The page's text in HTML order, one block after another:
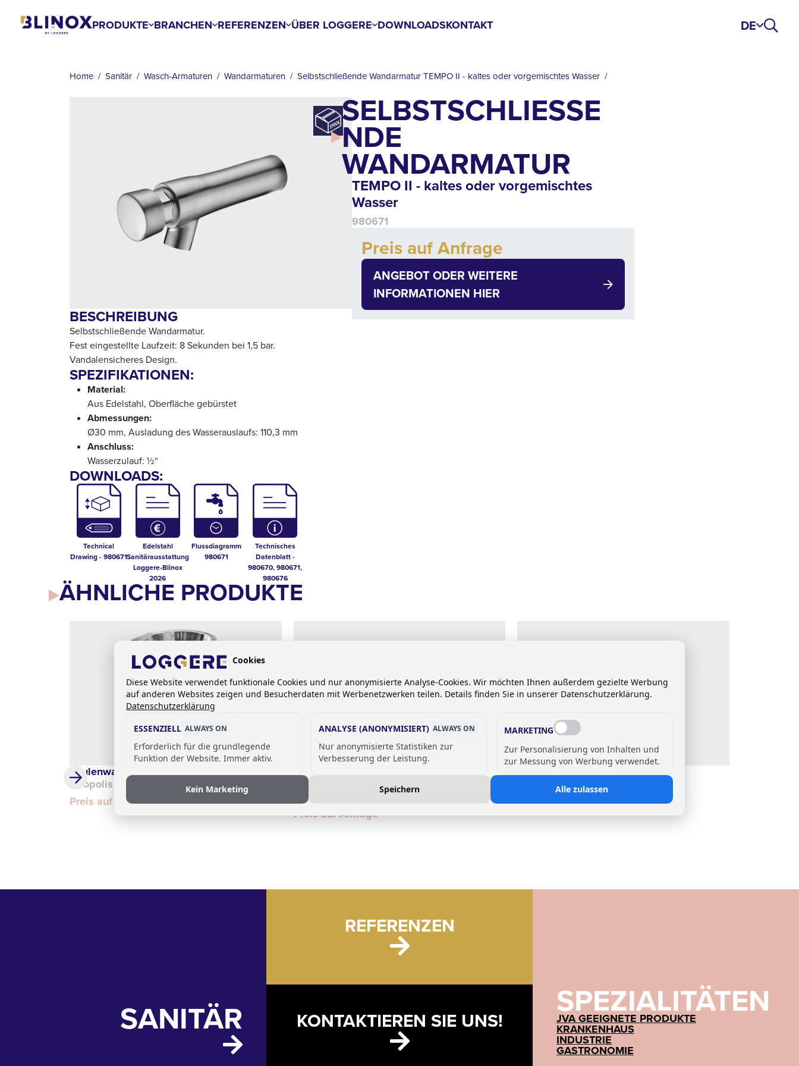
PRODUKTE BRANCHEN REFERENZEN ÜBER LOGGERE DOWNLOADSKONTAKT DE
Home Sanitär Wasch-Armaturen Wandarmaturen Selbstschließende Wandarmatur TEMPO II - kaltes oder vorgemischtes Wasser
BESCHREIBUNG
Selbstschließende Wandarmatur.
Fest eingestellte Laufzeit: 8 Sekunden bei 1,5 bar.
Vandalensicheres Design.
SPEZIFIKATIONEN:
Material:
Aus Edelstahl, Oberfläche gebürstet
Abmessungen:
Ø30 mm, Ausladung des Wasserauslaufs: 110,3 mm
Anschluss:
Wasserzulauf: ½“
DOWNLOADS:
Technical
Drawing - 980671
Edelstahl
Sanitärausstattung
Loggere-Blinox
2026
Flussdiagramm
980671
Technisches
Datenblatt -
980670, 980671,
980676
SELBSTSCHLIESSEN
DE W
ANDARMATUR
TEMPO II - kaltes oder vorgemischtes
Wasser
980671
Quantity
Add to cart
Preis auf Anfrage
ANGEBOT ODER WEITERE
INFORMATIONEN HIER
ÄHNLICHE PRODUKTE
Säulenwaschbecken
Neopolis
Preis auf Anfrage
Selbstschließende Wandarmatur
TEMPO I - kaltes oder vorgemischtes
Wasser
Preis auf Anfrage
Wandarmaturen
PRESTO NEO DUO
Preis auf Anfrage
SANITÄR
REFERENZEN
KONTAKTIEREN SIE UNS! SPEZIALITÄTEN
JVA GEEIGNETE PRODUKTE
KRANKENHAUS
INDUSTRIE
GASTRONOMIE
Cookies
Diese Website verwendet funktionale Cookies und nur anonymisierte Analyse-Cookies. Wir möchten Ihnen außerdem gezielte Werbung
auf anderen Websites zeigen und Besucherdaten mit Werbenetzwerken teilen. Details finden Sie in unserer Datenschutzerklärung.
Datenschutzerklärung
ESSENZIELL ALWAYS ON
Erforderlich für die grundlegende
Funktion der Website. Immer aktiv.
ANALYSE (ANONYMISIERT) ALWAYS ON
Nur anonymisierte Statistiken zur
Verbesserung der Leistung.
MARKETING
Zur Personalisierung von Inhalten und
zur Messung von Werbung verwendet.
Kein Marketing Speichern Alle zulassen